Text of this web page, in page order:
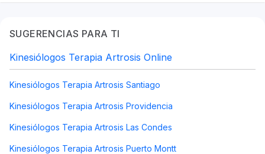
SUGERENCIAS PARA TI
Kinesiólogos Terapia Artrosis Online
Kinesiólogos Terapia Artrosis Santiago
Kinesiólogos Terapia Artrosis Providencia
Kinesiólogos Terapia Artrosis Las Condes
Kinesiólogos Terapia Artrosis Puerto Montt